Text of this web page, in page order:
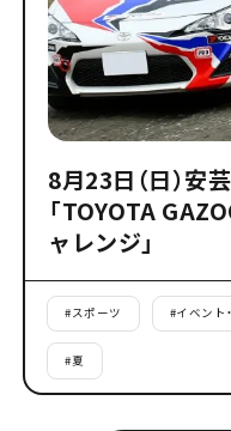
8月23日（日）安
「TOYOTA
ャレンジ」
#スポーツ #イベント
#夏